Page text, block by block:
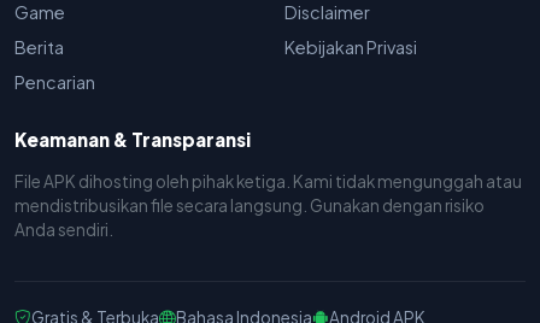
Game
Berita
Pencarian
Disclaimer
Kebijakan Privasi
Keamanan & Transparansi
File APK dihosting oleh pihak ketiga. Kami tidak mengunggah atau
mendistribusikan file secara langsung. Gunakan dengan risiko
Anda sendiri.
Gratis & Terbuka Bahasa Indonesia Android APK